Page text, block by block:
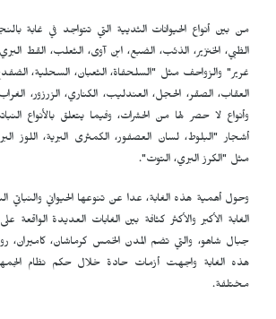
من بين أنواع الحيوانات الثديية التي تتواجد في غابة
الظبي، الخنزير، الذئب، الضبع، ابن آوى، الثعلب، القط
غرير" والزواحف مثل "السلحفاة، الثعبان، السحلية،
العقاب، الصقر، الحجل، العندليب، الكناري، الزرزور،
وأنواع لا حصر لها من الحشرات، وفيما يتعلق بالأنواع
أشجار "البلوط، لسان العصفور، الكمثرى البرية، اللوز
مثل "الكرز البري، التوت".
وحول أهمية هذه الغابة، عدا عن تنوعها الحيواني والنباتي
الغابة الأكبر والأكثر كثافة بين الغابات العديدة الواقعة
جبال شاهو، والتي تضم المدن الخمس كرماشان، كاميران،
هذه الغابة واجهت أزمات حادة خلال حكم نظام
مختلفة.